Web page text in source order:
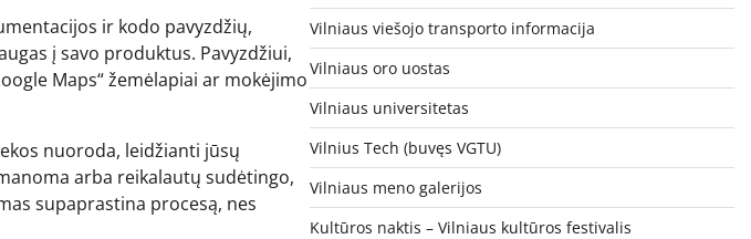
ir kodo pavyzdžių,
į savo produktus. Pavyzdžiui,
Maps“ žemėlapiai ar mokėjimo
nuoroda, leidžianti jūsų
arba reikalautų sudėtingo,
supaprastina procesą, nes
Vilniaus viešojo transporto informacija
Vilniaus oro uostas
Vilniaus universitetas
Vilnius Tech (buvęs VGTU)
Vilniaus meno galerijos
Kultūros naktis – Vilniaus kultūros festivalis